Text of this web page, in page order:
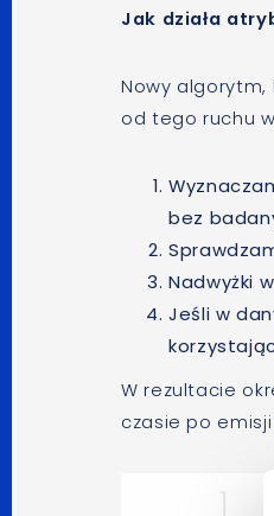
Jak działa
Nowy
od tego ruchu
bez
Nadwyżki
Jeśli w
W rezultacie
czasie po